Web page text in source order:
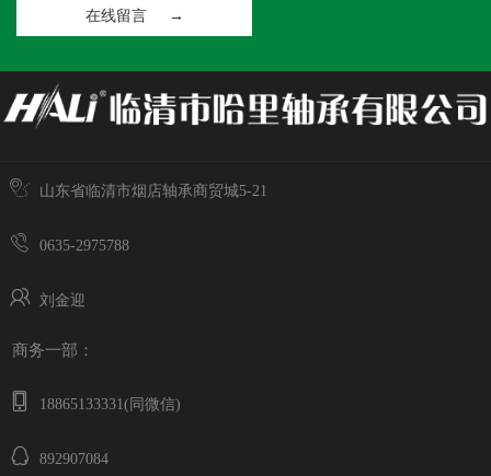
在线留言 →
山东省临清市烟店轴承商贸城5-21
0635-2975788
刘金迎
商务一部：
18865133331(同微信)
892907084